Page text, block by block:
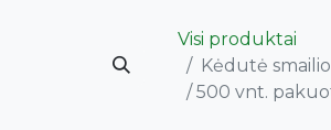
Visi produktai
Kėdutė
/ 500 vnt.